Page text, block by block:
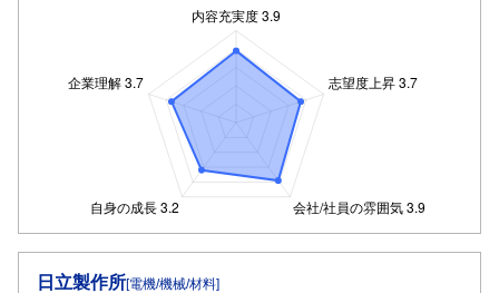
日立製作所[電機/機械/材料]